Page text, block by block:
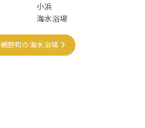
小浜
海水浴場
網野町の海水浴場